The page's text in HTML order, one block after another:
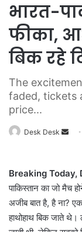
भारत-
फीका,
बिक रहे
The
faded, tickets
price...
Desk Desk
Breaking
पाकिस्तान का जो मैच
अजीब बात है, है ना?
हाथोहाथ बिक जाते